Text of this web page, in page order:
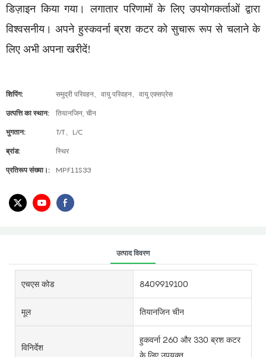
डिज़ाइन किया गया। लगातार परिणामों के लिए उपयोगकर्ताओं द्वारा
विश्वसनीय। अपने हुस्कवर्ना ब्रश कटर को सुचारू रूप से चलाने के
लिए अभी अपना खरीदें!
शिपिंग: समुद्री परिवहन、वायु परिवहन、वायु एक्सप्रेस
उत्पत्ति का स्थान: तियानजिन, चीन
भुगतान: T/T、L/C
ब्रांड: स्थिर
प्रतिरूप संख्या।: MPF11S33
उत्पाद विवरण
एचएस कोड 8409919100
मूल तियानजिन चीन
विनिर्देश
हुकवर्ना 260 और 330 ब्रश कटर
के लिए उपयुक्त